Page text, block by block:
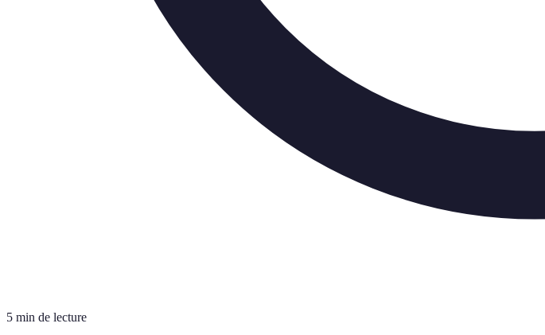
5 min de lecture